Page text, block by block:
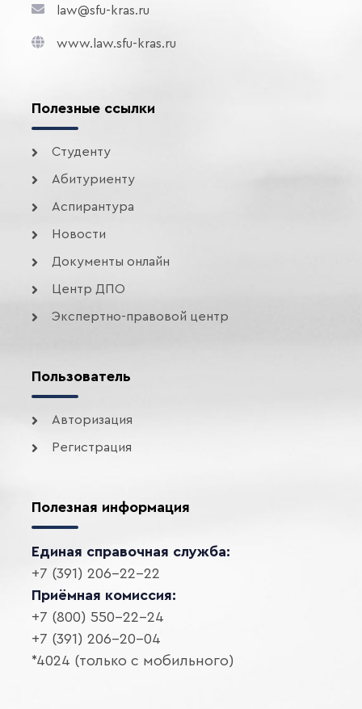
law@sfu-kras.ru
www.law.sfu-kras.ru
Полезные ссылки
Студенту
Абитуриенту
Аспирантура
Новости
Документы онлайн
Центр ДПО
Экспертно-правовой центр
Пользователь
Авторизация
Регистрация
Полезная информация
Единая справочная служба:
+7 (391) 206-22-22
Приёмная комиссия:
+7 (800) 550-22-24
+7 (391) 206-20-04
*4024 (только с мобильного)